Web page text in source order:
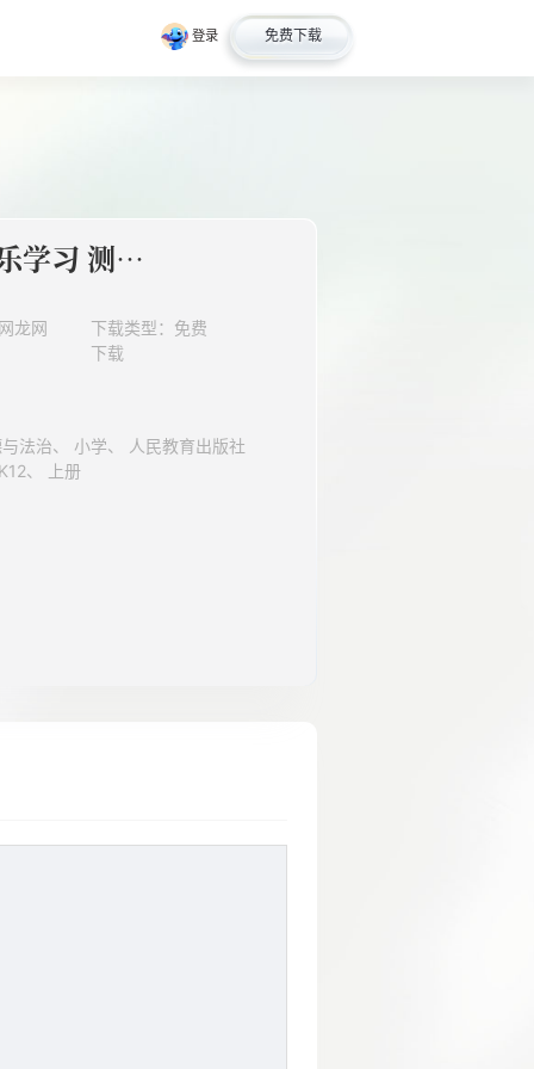
登录 免费下载
第一单元 快乐学习 测试卷 02
龙网
下载类型：免费
下载
（人教版部编版）、 三年级、 K12、 上册